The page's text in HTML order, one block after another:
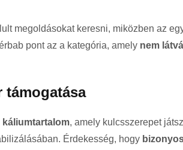
megoldásokat keresni, miközben az
pont az a kategória, amely nem
támogatása
káliumtartalom, amely kulcsszerepet
Érdekesség, hogy